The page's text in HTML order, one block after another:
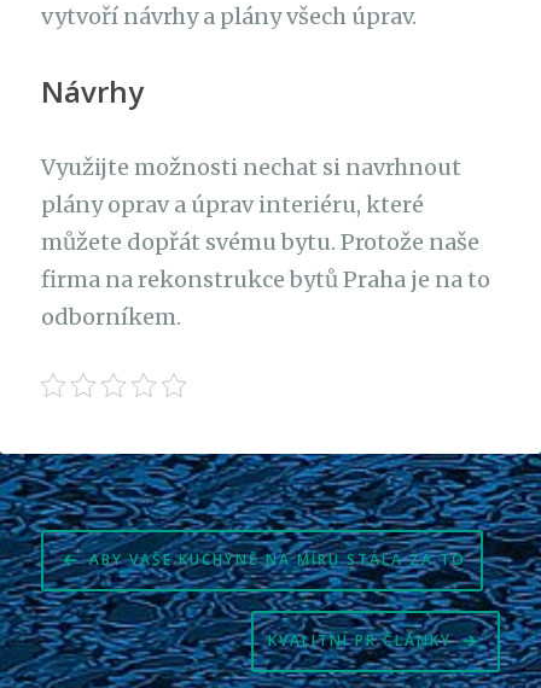
vytvoří návrhy a plány všech úprav.
Návrhy
Využijte možnosti nechat si navrhnout
plány oprav a úprav interiéru, které
můžete dopřát svému bytu. Protože naše
firma narekonstrukce bytů Praha je na to
odborníkem.
Navigace
pro
příspěvek
ABY VAŠE KUCHYNĚ NA MÍRU STÁLA ZA TO
KVALITNÍ PR ČLÁNKY